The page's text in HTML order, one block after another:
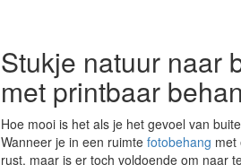
Stukje natuur naar
met printbaar
Hoe mooi is het als je het gevoel van
Wanneer je in een ruimte fotobehang met
rust, maar is er toch voldoende om naar